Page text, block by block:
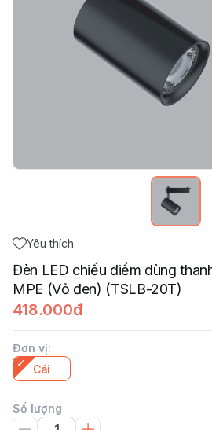
Yêu thích
Đèn LED chiếu điểm dùng
MPE (Vỏ đen) (TSLB-20T)
418.000đ
Đơn vị:
Cái
Số lượng